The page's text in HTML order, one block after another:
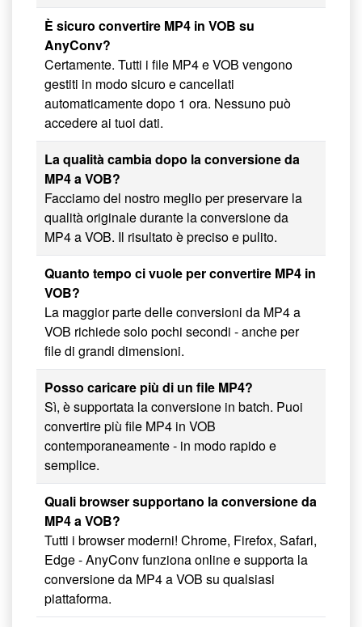
È sicuro convertire MP4 in VOB su
AnyConv?
Certamente. Tutti i file MP4 e VOB vengono
gestiti in modo sicuro e cancellati
automaticamente dopo 1 ora. Nessuno può
accedere ai tuoi dati.
La qualità cambia dopo la conversione da
MP4 a VOB?
Facciamo del nostro meglio per preservare la
qualità originale durante la conversione da
MP4 a VOB. Il risultato è preciso e pulito.
Quanto tempo ci vuole per convertire MP4 in
VOB?
La maggior parte delle conversioni da MP4 a
VOB richiede solo pochi secondi - anche per
file di grandi dimensioni.
Posso caricare più di un file MP4?
Sì, è supportata la conversione in batch. Puoi
convertire più file MP4 in VOB
contemporaneamente - in modo rapido e
semplice.
Quali browser supportano la conversione da
MP4 a VOB?
Tutti i browser moderni! Chrome, Firefox, Safari,
Edge - AnyConv funziona online e supporta la
conversione da MP4 a VOB su qualsiasi
piattaforma.